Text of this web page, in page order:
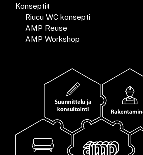
Konseptit
Riucu WC konsepti
AMP Reuse
AMP Workshop